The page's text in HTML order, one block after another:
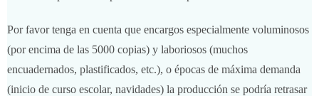
Por favor tenga en cuenta que encargos especialmente voluminosos
(por encima de las 5000 copias) y laboriosos (muchos
encuadernados, plastificados, etc.), o épocas de máxima demanda
(inicio de curso escolar, navidades) la producción se podría retrasar